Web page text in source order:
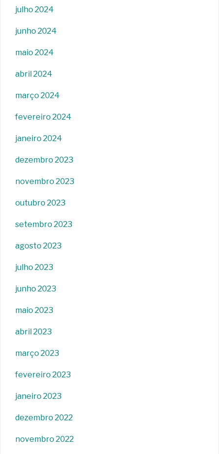
julho 2024
junho 2024
maio 2024
abril 2024
março 2024
fevereiro 2024
janeiro 2024
dezembro 2023
novembro 2023
outubro 2023
setembro 2023
agosto 2023
julho 2023
junho 2023
maio 2023
abril 2023
março 2023
fevereiro 2023
janeiro 2023
dezembro 2022
novembro 2022